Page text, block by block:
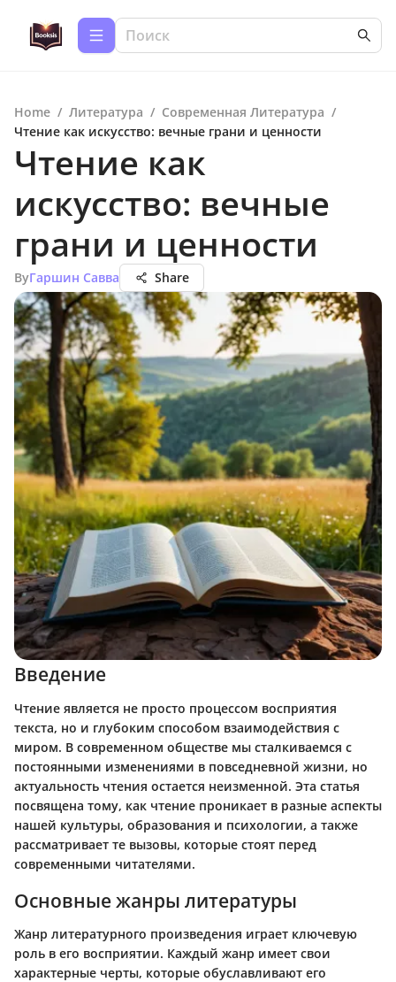
Home / Литература / Современная Литература /
Чтение как искусство: вечные грани и ценности
Чтение как
искусство: вечные
грани и ценности
ByГаршин Савва Share
Введение
Чтение является не просто процессом восприятия
текста, но и глубоким способом взаимодействия с
миром. В современном обществе мы сталкиваемся с
постоянными изменениями в повседневной жизни, но
актуальность чтения остается неизменной. Эта статья
посвящена тому, как чтение проникает в разные аспекты
нашей культуры, образования и психологии, а также
рассматривает те вызовы, которые стоят перед
современными читателями.
Основные жанры литературы
Жанр литературного произведения играет ключевую
роль в его восприятии. Каждый жанр имеет свои
характерные черты, которые обуславливают его